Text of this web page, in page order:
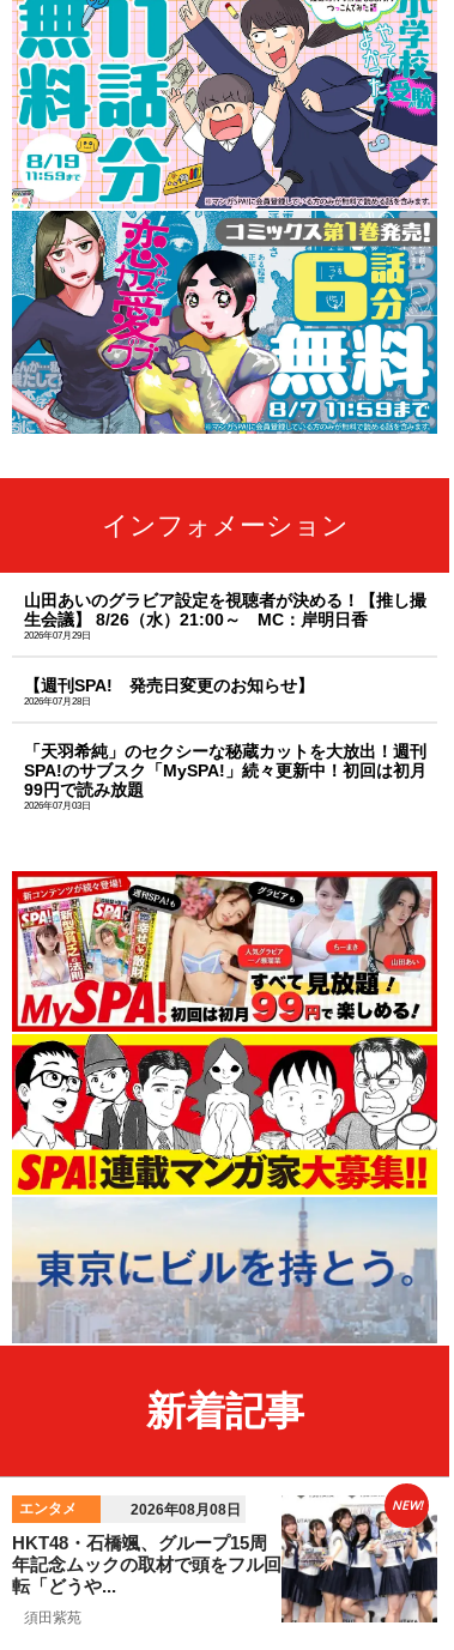
インフォメーション
山田あいのグラビア設定を視聴者が決める！【推し撮
生会議】 8/26（水）21:00～ MC：岸明日香
2026年07月29日
【週刊SPA! 発売日変更のお知らせ】
2026年07月28日
「天羽希純」のセクシーな秘蔵カットを大放出！週刊
SPA!のサブスク「MySPA!」続々更新中！初回は初月
99円で読み放題
2026年07月03日
新着記事
エンタメ 2026年08月08日
HKT48・石橋颯、グループ15周
年記念ムックの取材で頭をフル回
転「どうや...
須田紫苑
NEW!